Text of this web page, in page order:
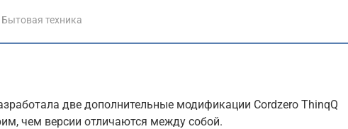
Бытовая техника
две дополнительные модификации Cordzero ThinqQ
чем версии отличаются между собой.